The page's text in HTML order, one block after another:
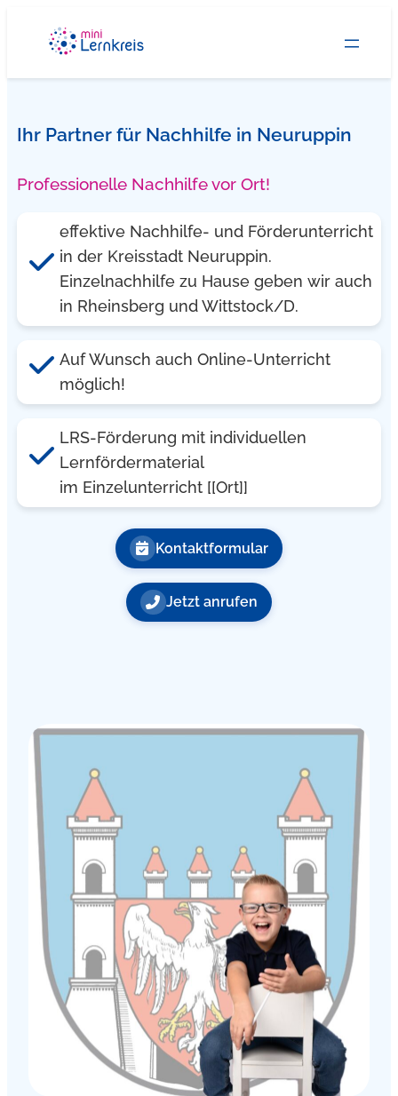
springen
Ihr Partner für Nachhilfe in Neuruppin
Professionelle Nachhilfe vor Ort!
effektive Nachhilfe- und Förderunterricht
in der Kreisstadt Neuruppin.
Einzelnachhilfe zu Hause geben wir auch
in Rheinsberg und Wittstock/D.
Auf Wunsch auch Online-Unterricht
möglich!
LRS-Förderung mit individuellen
Lernfördermaterial
im Einzelunterricht [[Ort]]
Kontaktformular
Jetzt anrufen